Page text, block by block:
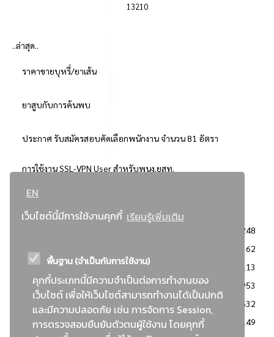
EN
เว็บไซต์นี้มีการใช้งานคุกกี้ เรียนรู้เพิ่มเติม
พื้นฐาน (จำเป็นกับการใช้งาน)
คุกกี้ประเภทนี้มีความจำเป็นต่อการทำงานของ
เว็บไซต์ เพื่อให้เว็บไซต์สามารถทำงานได้เป็นปกติ
และมีความปลอดภัย เช่น การจัดการ Session,
การตรวจสอบยืนยันตัวตนผู้ใช้งาน โดยคุกกี้
13210
..ล่าสุด..
ราคาขายบุหรี่/ยาเส้น
ยาสูบกับการค้นพบ
ประกาศ รับสมัครสอบคัดเลือกพนักงาน จำนวน 81 อัตรา
การใช้งาน SSL-VPN User สำหรับพนง.ยสท.
..ยอดนิยม..
3248
2362
: วิธีเฉพาะเจาะจง
2113
ข่าวสาร/ประกาศ
1953
: เอกสารส่งเสริมความโปร่งใสในการจัดซื้อจัดจ้าง
1632
ข่าวสารจัดซื้อจัดจ้าง
1149